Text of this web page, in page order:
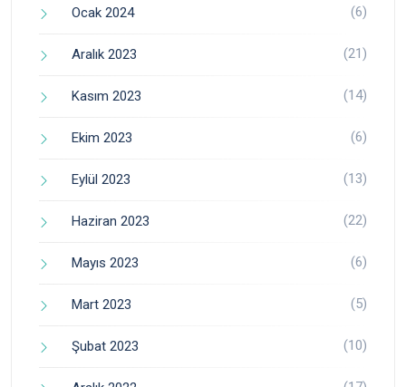
Ocak 2024 (6)
Aralık 2023 (21)
Kasım 2023 (14)
Ekim 2023 (6)
Eylül 2023 (13)
Haziran 2023 (22)
Mayıs 2023 (6)
Mart 2023 (5)
Şubat 2023 (10)